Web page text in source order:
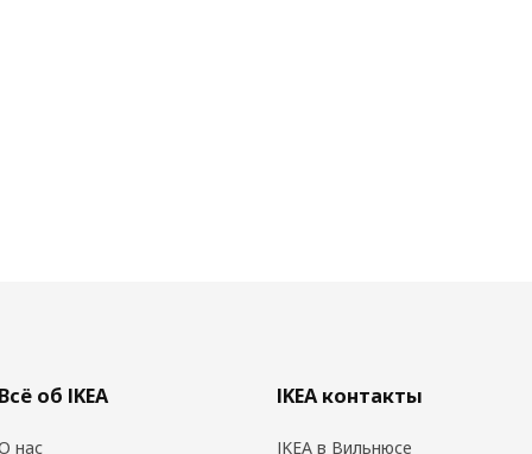
об IKEA
нас
IKEA контакты
IKEA в Вильнюсе